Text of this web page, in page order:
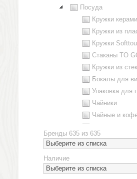
Посуда
Кружки
Кружки из
Кружки
Стаканы TO
Кружки из
Бокалы для
Упаковка для
Чайники
Чайные и
Наборы
Предметы
Стаканы
Эко кружки
Бренды 635 из 635
Выберите из списка
Наличие
Выберите из списка